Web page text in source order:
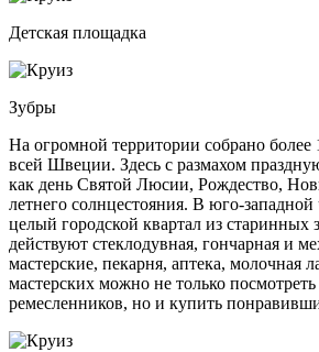
Детская площадка
Зубры
На огромной территории собрано более
всей Швеции. Здесь с размахом
как день Святой Люсии, Рождество,
летнего солнцестояния. В юго-западной
целый городской квартал из старинных
действуют стеклодувная, гончарная и
мастерские, пекарня, аптека, молочная
мастерских можно не только посмотреть
ремесленников, но и купить